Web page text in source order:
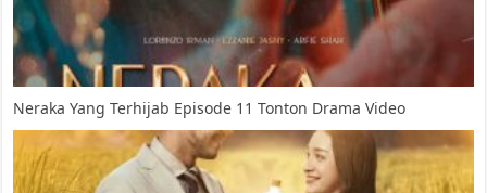
Neraka Yang Terhijab Episode 11 Tonton Drama Video